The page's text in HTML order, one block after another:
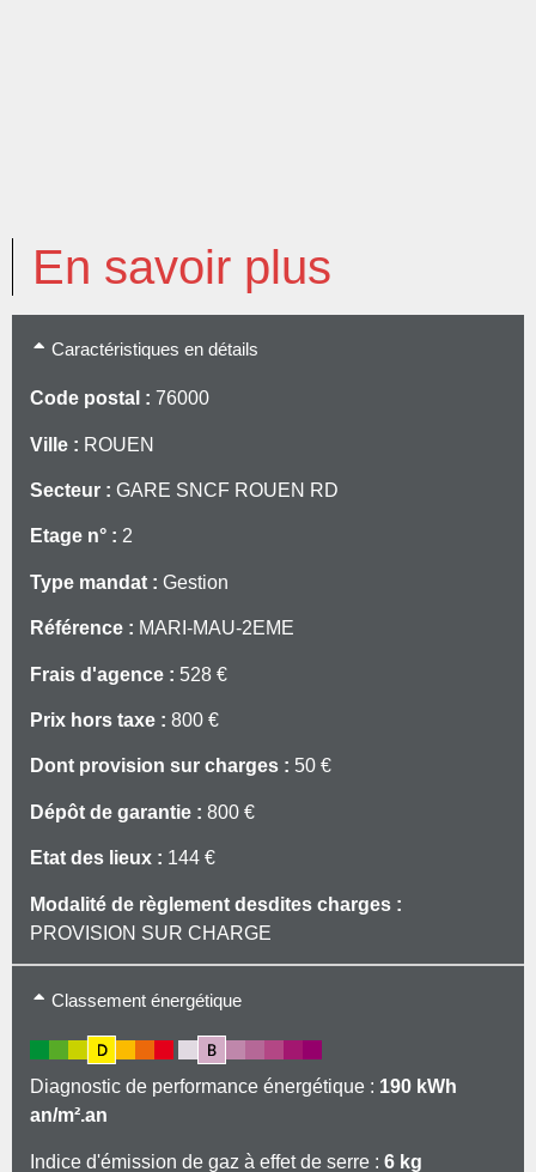
En savoir plus
Caractéristiques en détails
Code postal : 76000
Ville : ROUEN
Secteur : GARE SNCF ROUEN RD
Etage n° : 2
Type mandat : Gestion
Référence : MARI-MAU-2EME
Frais d'agence : 528 €
Prix hors taxe : 800 €
Dont provision sur charges : 50 €
Dépôt de garantie : 800 €
Etat des lieux : 144 €
Modalité de règlement desdites charges :
PROVISION SUR CHARGE
Classement énergétique
Diagnostic de performance énergétique : 190 kWh
an/m².an
Indice d'émission de gaz à effet de serre : 6 kg